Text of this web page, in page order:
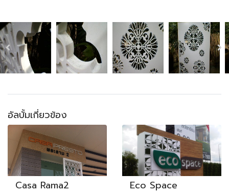
อัลบั้มเกี่ยวข้อง
Casa Rama2 Eco Space